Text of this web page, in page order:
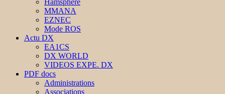
Hamsphère
MMANA
EZNEC
Mode ROS
Actu DX
EA1CS
DX WORLD
VIDEOS EXPE. DX
PDF docs
Administrations
Associations